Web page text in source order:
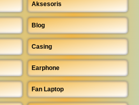
Aksesoris
Blog
Casing
Earphone
Fan Laptop